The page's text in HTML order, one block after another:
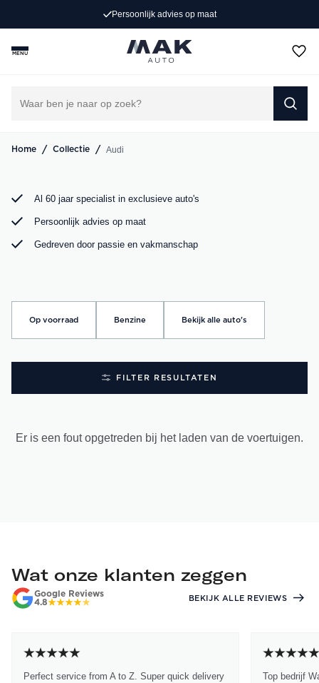
Persoonlijk advies op maat
MENU
Home / Collectie / Audi
Op zoek naar een exclusieve Audi occasion? Bij MAK
Auto vind je een zorgvuldig geselecteerd aanbod, van de
sportieve Audi A3 tot de krachtige Audi RS6. Bekijk ons
Al 60 jaar specialist in exclusieve auto's
Persoonlijk advies op maat
Gedreven door passie en vakmanschap
Op voorraad Benzine Bekijk alle auto's
FILTER RESULTATEN
Er is een fout opgetreden bij het laden van de voertuigen.
Wat onze klanten zeggen
Google Reviews
4.8
BEKIJK ALLE REVIEWS
Perfect service from A to Z. Super quick delivery
Top bedrijf